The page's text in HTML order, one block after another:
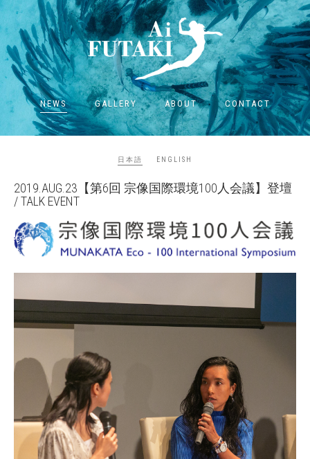
NEWS GALLERY ABOUT CONTACT
日本語 ENGLISH
2019.AUG.23【第6回 宗像国際環境100人会議】登壇
/ TALK EVENT